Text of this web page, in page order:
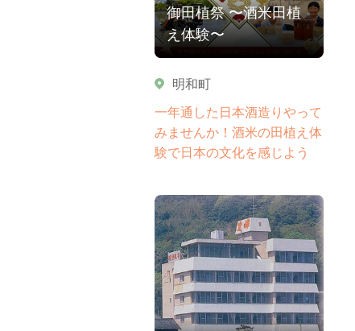
御田植祭 〜酒米田植
え体験〜
明和町
一年通した日本酒造りやって
みませんか！酒米の田植え体
験で日本の文化を感じよう